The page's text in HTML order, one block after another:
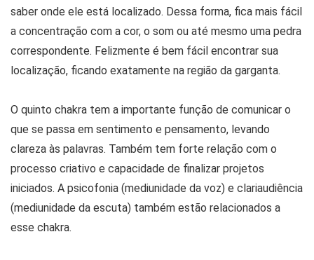
saber onde ele está localizado. Dessa forma, fica mais fácil
a concentração com a cor, o som ou até mesmo uma pedra
correspondente. Felizmente é bem fácil encontrar sua
localização, ficando exatamente na região da garganta.
O quinto chakra tem a importante função de comunicar o
que se passa em sentimento e pensamento, levando
clareza às palavras. Também tem forte relação com o
processo criativo e capacidade de finalizar projetos
iniciados. A psicofonia (mediunidade da voz) e clariaudiência
(mediunidade da escuta) também estão relacionados a
esse chakra.